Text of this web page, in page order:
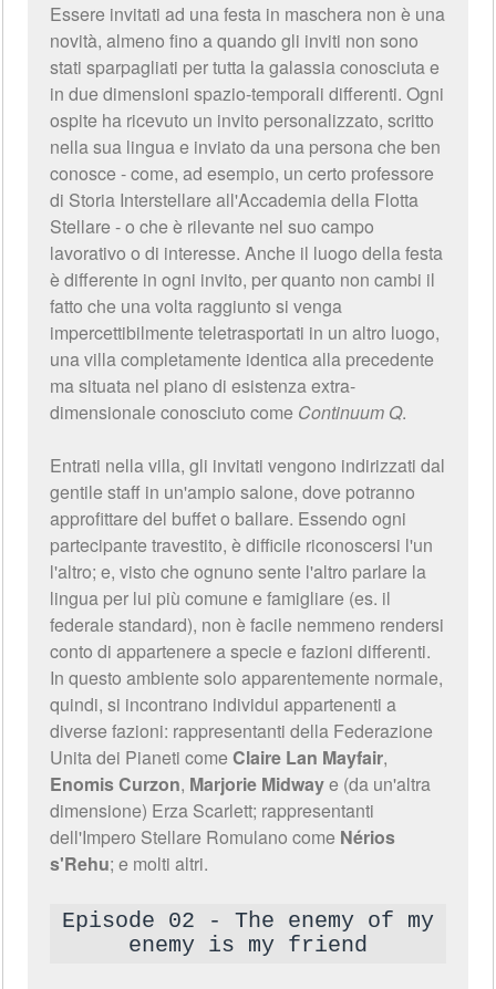
Essere invitati ad una festa in maschera non è una
novità, almeno fino a quando gli inviti non sono
stati sparpagliati per tutta la galassia conosciuta e
in due dimensioni spazio-temporali differenti. Ogni
ospite ha ricevuto un invito personalizzato, scritto
nella sua lingua e inviato da una persona che ben
conosce - come, ad esempio, un certo professore
di Storia Interstellare all'Accademia della Flotta
Stellare - o che è rilevante nel suo campo
lavorativo o di interesse. Anche il luogo della festa
è differente in ogni invito, per quanto non cambi il
fatto che una volta raggiunto si venga
impercettibilmente teletrasportati in un altro luogo,
una villa completamente identica alla precedente
ma situata nel piano di esistenza extra-
dimensionale conosciuto come Continuum Q.
Entrati nella villa, gli invitati vengono indirizzati dal
gentile staff in un'ampio salone, dove potranno
approfittare del buffet o ballare. Essendo ogni
partecipante travestito, è difficile riconoscersi l'un
l'altro; e, visto che ognuno sente l'altro parlare la
lingua per lui più comune e famigliare (es. il
federale standard), non è facile nemmeno rendersi
conto di appartenere a specie e fazioni differenti.
In questo ambiente solo apparentemente normale,
quindi, si incontrano individui appartenenti a
diverse fazioni: rappresentanti della Federazione
Unita dei Pianeti comeClaire Lan Mayfair,
Enomis Curzon, Marjorie Midwaye (da un'altra
dimensione) Erza Scarlett; rappresentanti
dell'Impero Stellare Romulano come Nérios
s'Rehu; e molti altri.
Episode 02 - The enemy of my
enemy is my friend